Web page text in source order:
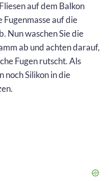
auf dem Balkon
auf die
Nun waschen Sie die
ab und achten darauf,
Fugen rutscht. Als
noch Silikon in die